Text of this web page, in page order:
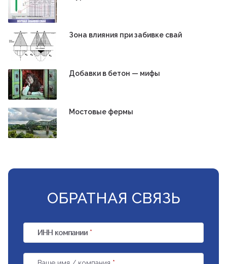
Зона влияния при забивке свай
Добавки в бетон — мифы
Мостовые фермы
ОБРАТНАЯ СВЯЗЬ
ИНН компании *